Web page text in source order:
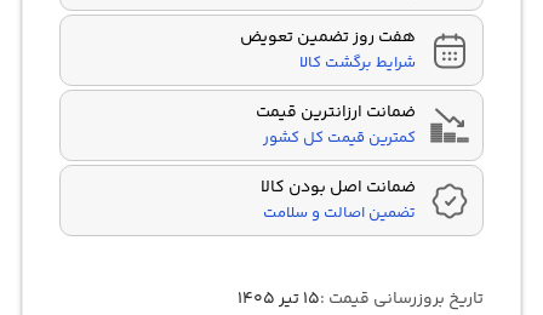
هفت روز تضمین تعویض
شرایط برگشت کالا
ضمانت ارزانترین قیمت
کمترین قیمت کل کشور
ضمانت اصل بودن کالا
تضمین اصالت و سلامت
تاریخ بروزرسانی قیمت :۱۵ تیر ۱۴۰۵